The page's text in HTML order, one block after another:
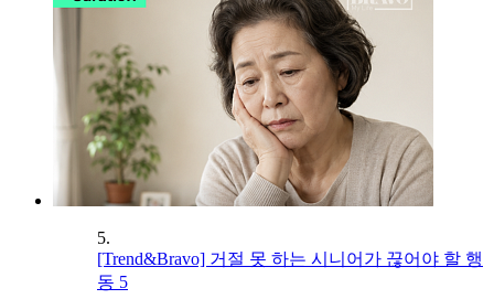
5.
[Trend&Bravo] 거절 못 하는 시니어가 끊어야 할 행
동 5